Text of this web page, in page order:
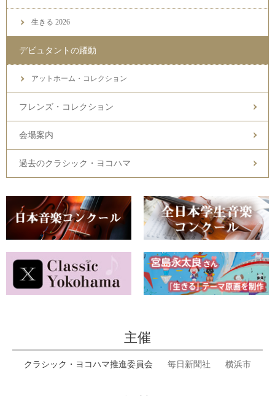
生きる 2026
デビュタントの躍動
アットホーム・コレクション
フレンズ・コレクション
会場案内
過去のクラシック・ヨコハマ
主催
クラシック・ヨコハマ推進委員会 毎日新聞社 横浜市